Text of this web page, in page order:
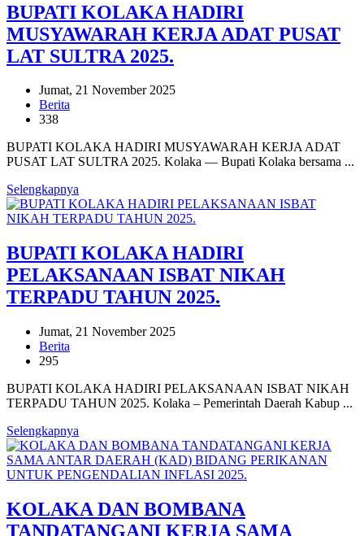
BUPATI KOLAKA HADIRI
MUSYAWARAH KERJA ADAT PUSAT
LAT SULTRA 2025.
Jumat, 21 November 2025
Berita
338
BUPATI KOLAKA HADIRI MUSYAWARAH KERJA ADAT
PUSAT LAT SULTRA 2025. Kolaka — Bupati Kolaka bersama ...
Selengkapnya
BUPATI KOLAKA HADIRI
PELAKSANAAN ISBAT NIKAH
TERPADU TAHUN 2025.
Jumat, 21 November 2025
Berita
295
BUPATI KOLAKA HADIRI PELAKSANAAN ISBAT NIKAH
TERPADU TAHUN 2025. Kolaka – Pemerintah Daerah Kabup ...
Selengkapnya
KOLAKA DAN BOMBANA
TANDATANGANI KERJA SAMA